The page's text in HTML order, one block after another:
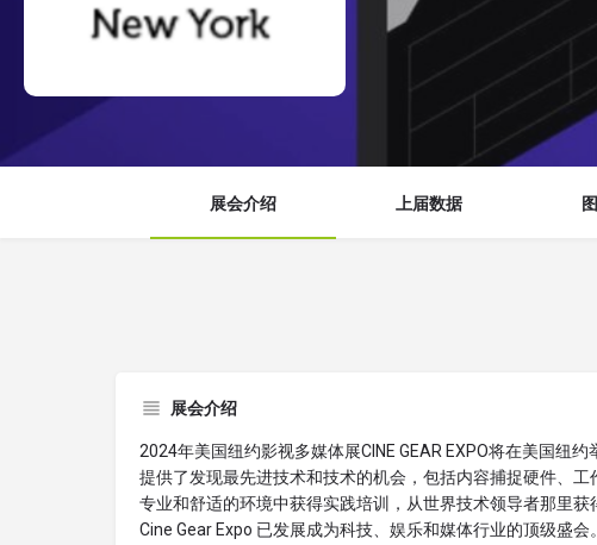
展会介绍 上届数据
展会介绍
2024年美国纽约影视多媒体展CINE GEAR EXPO将在美国纽
提供了发现最先进技术和技术的机会，包括内容捕捉硬件、
专业和舒适的环境中获得实践培训，从世界技术领导者那里
Cine Gear Expo 已发展成为科技、娱乐和媒体行业的顶级盛